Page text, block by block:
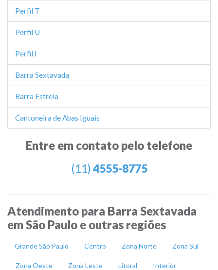
Perfil T
Perfil U
Perfil I
Barra Sextavada
Barra Estrela
Cantoneira de Abas Iguais
Entre em contato pelo telefone
(11) 4555-8775
Atendimento para Barra Sextavada
em São Paulo e outras regiões
Grande São Paulo Centro Zona Norte Zona Sul
Zona Oeste Zona Leste Litoral Interior